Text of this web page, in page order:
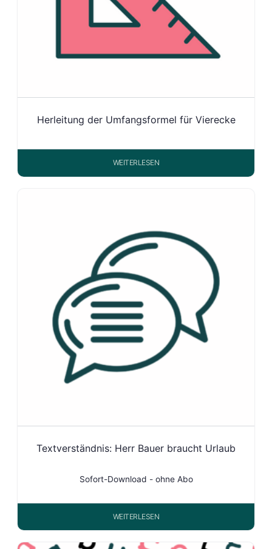
Herleitung der Umfangsformel für Vierecke
WEITERLESEN
Textverständnis: Herr Bauer braucht Urlaub
Sofort-Download - ohne Abo
WEITERLESEN